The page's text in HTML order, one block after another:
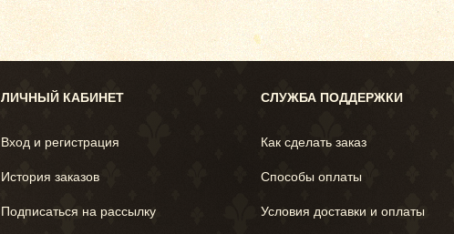
ЛИЧНЫЙ КАБИНЕТ
Вход и регистрация
История заказов
Подписаться на рассылку
СЛУЖБА ПОДДЕРЖКИ
Как сделать заказ
Способы оплаты
Условия доставки и оплаты